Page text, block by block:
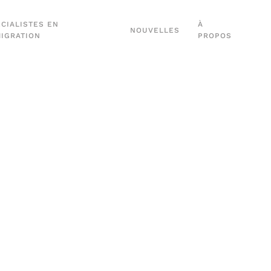
EN
NOUVELLES
À
PROPOS